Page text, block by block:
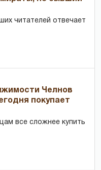
читателей отвечает
Челнов
покупает
все сложнее купить